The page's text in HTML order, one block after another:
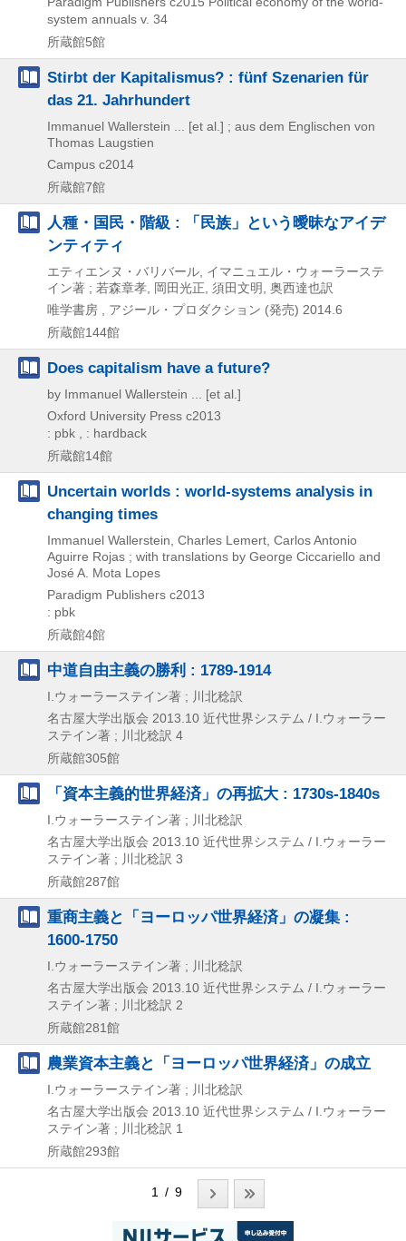
system annuals v. 34
所蔵館5館
Stirbt der Kapitalismus? : fünf Szenarien für
das 21. Jahrhundert
Immanuel Wallerstein ... [et al.] ; aus dem Englischen von
Thomas Laugstien
Campus c2014
所蔵館7館
人種・国民・階級 : 「民族」という曖昧なアイデ
ンティティ
エティエンヌ・バリバール, イマニュエル・ウォーラーステ
イン著 ; 若森章孝, 岡田光正, 須田文明, 奥西達也訳
唯学書房 , アジール・プロダクション (発売) 2014.6
所蔵館144館
Does capitalism have a future?
by Immanuel Wallerstein ... [et al.]
Oxford University Press c2013
: pbk , : hardback
所蔵館14館
Uncertain worlds : world-systems analysis in
changing times
Immanuel Wallerstein, Charles Lemert, Carlos Antonio
Aguirre Rojas ; with translations by George Ciccariello and
José A. Mota Lopes
Paradigm Publishers c2013
: pbk
所蔵館4館
中道自由主義の勝利 : 1789-1914
I.ウォーラーステイン著 ; 川北稔訳
名古屋大学出版会 2013.10 近代世界システム / I.ウォーラー
ステイン著 ; 川北稔訳 4
所蔵館305館
「資本主義的世界経済」の再拡大 : 1730s-1840s
I.ウォーラーステイン著 ; 川北稔訳
名古屋大学出版会 2013.10 近代世界システム / I.ウォーラー
ステイン著 ; 川北稔訳 3
所蔵館287館
重商主義と「ヨーロッパ世界経済」の凝集 :
1600-1750
I.ウォーラーステイン著 ; 川北稔訳
名古屋大学出版会 2013.10 近代世界システム / I.ウォーラー
ステイン著 ; 川北稔訳 2
所蔵館281館
農業資本主義と「ヨーロッパ世界経済」の成立
I.ウォーラーステイン著 ; 川北稔訳
名古屋大学出版会 2013.10 近代世界システム / I.ウォーラー
ステイン著 ; 川北稔訳 1
所蔵館293館
1 / 9